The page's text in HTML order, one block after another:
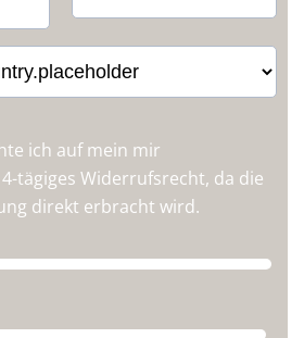
ich auf mein mir
tägiges Widerrufsrecht, da die
direkt erbracht wird.